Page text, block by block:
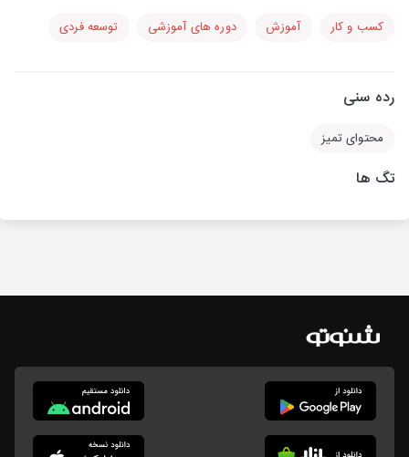
کسب و کار آموزش دوره های آموزشی توسعه فردی
رده سنی
محتوای تمیز
تگ ها